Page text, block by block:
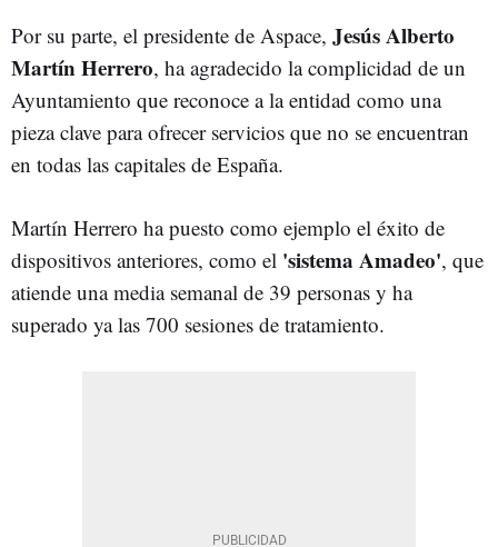
Por su parte, el presidente de Aspace, Jesús Alberto
Martín Herrero, ha agradecido la complicidad de un
Ayuntamiento que reconoce a la entidad como una
pieza clave para ofrecer servicios que no se encuentran
en todas las capitales de España.
Martín Herrero ha puesto como ejemplo el éxito de
dispositivos anteriores, como el 'sistema Amadeo', que
atiende una media semanal de 39 personas y ha
superado ya las 700 sesiones de tratamiento.